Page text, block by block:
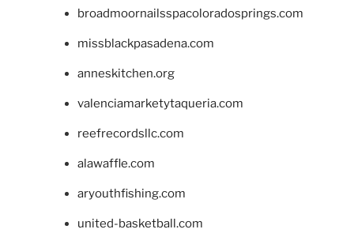
broadmoornailsspacoloradosprings.com
missblackpasadena.com
anneskitchen.org
valenciamarketytaqueria.com
reefrecordsllc.com
alawaffle.com
aryouthfishing.com
united-basketball.com